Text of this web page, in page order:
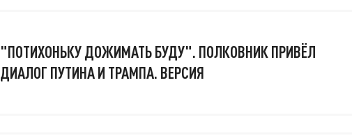
"ПОТИХОНЬКУ ДОЖИМАТЬ БУДУ". ПОЛКОВНИК ПРИВЁЛ
ДИАЛОГ ПУТИНА И ТРАМПА. ВЕРСИЯ